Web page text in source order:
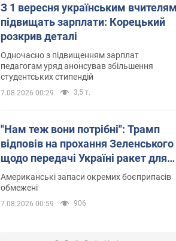
З 1 вересня українським вчителям
підвищать зарплати: Корецький
розкрив деталі
Одночасно з підвищенням зарплат
педагогам уряд анонсував збільшення
студентських стипендій
7.08.2026 00:29 3,5 т.
"Нам теж вони потрібні": Трамп
відповів на прохання Зеленського
щодо передачі Україні ракет для
Patriot
Американські запаси окремих боєприпасів
обмежені
7.08.2026 00:59 906